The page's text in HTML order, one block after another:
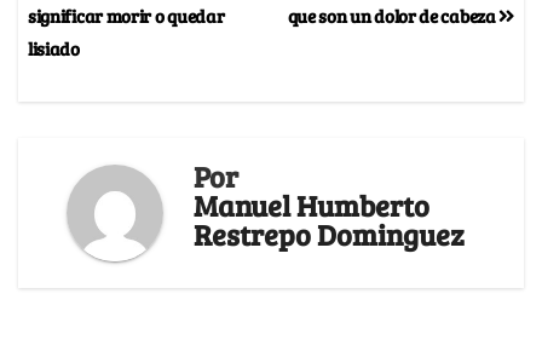
que son un dolor de cabeza
significar morir o quedar
lisiado
Por
Manuel Humberto
Restrepo Dominguez